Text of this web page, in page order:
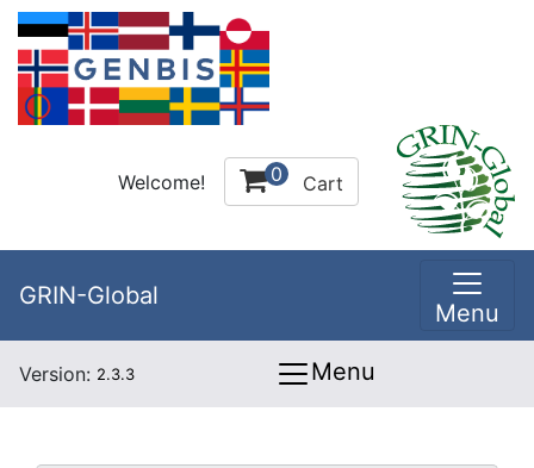
Welcome! 0 Cart
GRIN-Global
Menu
Version: 2.3.3 Menu